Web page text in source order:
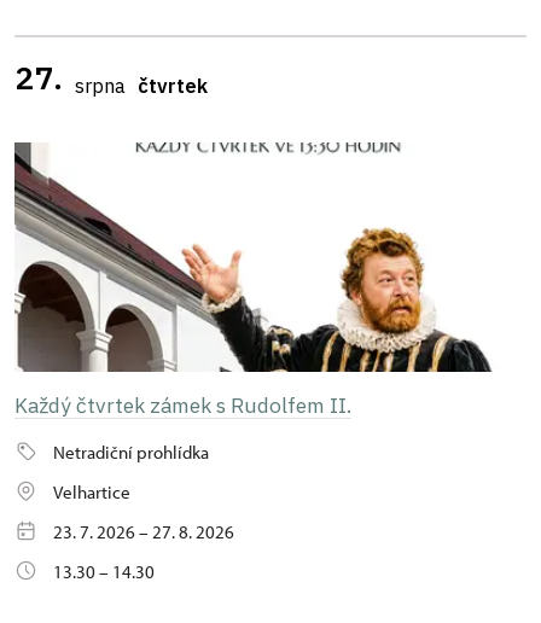
27. srpna čtvrtek
Každý čtvrtek zámek s Rudolfem II.
Netradiční prohlídka
Velhartice
23. 7. 2026 – 27. 8. 2026
13.30 – 14.30